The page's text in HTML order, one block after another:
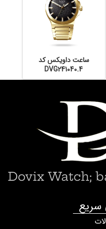
ساعت داویکس کد
DVG241040.4
Dovix Watch;